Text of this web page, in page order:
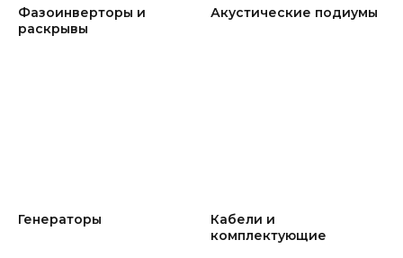
Фазоинверторы и
раскрывы
Акустические подиумы
Генераторы
Кабели и
комплектующие